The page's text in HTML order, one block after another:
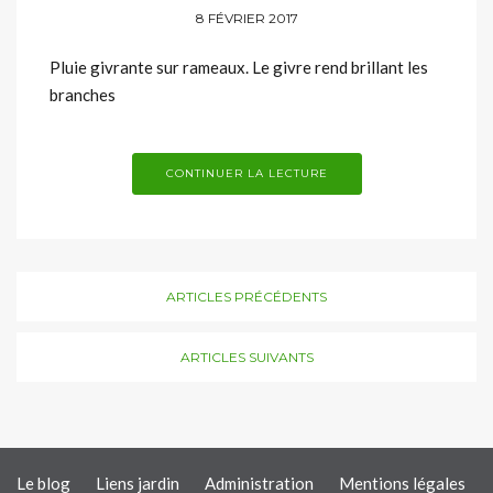
8 FÉVRIER 2017
Pluie givrante sur rameaux. Le givre rend brillant les
branches
CONTINUER LA LECTURE
ARTICLES PRÉCÉDENTS
ARTICLES SUIVANTS
Le blog Liens jardin Administration Mentions légales